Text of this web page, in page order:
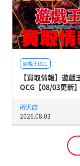
遊戯王OCG
【買取情報】遊戯
OCG【08/03更新】
所沢店
2026.08.03